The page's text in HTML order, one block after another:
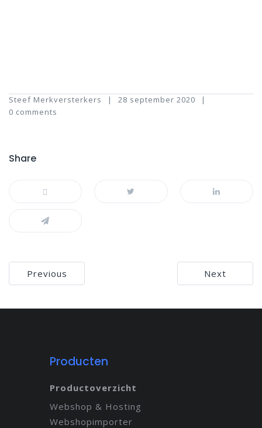
Steef Merkversterkers
28 september 2020
0 comments
Share
Bericht
navigatie
Previous Next
Producten
Productoverzicht
Webshop & Hosting
Webshopimporter